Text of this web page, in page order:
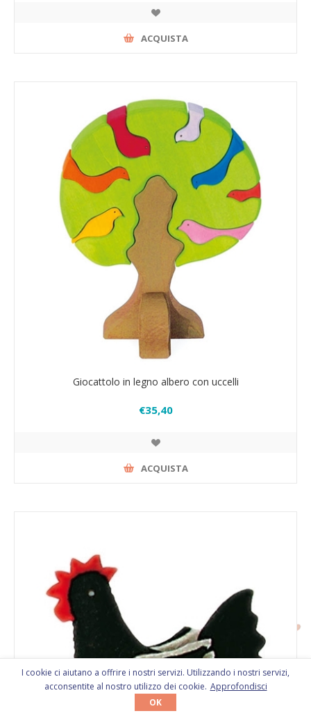
ACQUISTA
Giocattolo in legno albero con uccelli
€35,40
ACQUISTA
I cookie ci aiutano a offrire i nostri servizi. Utilizzando i nostri servizi,
acconsentite al nostro utilizzo dei cookie. Approfondisci
OK